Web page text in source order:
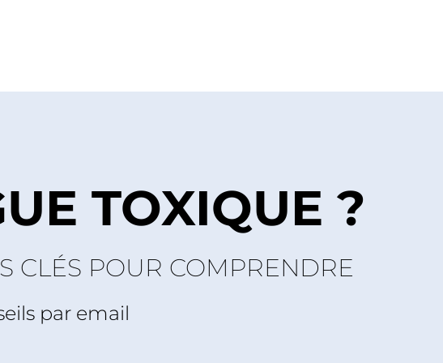
TOXIQUE ?
CLÉS POUR COMPRENDRE
par email